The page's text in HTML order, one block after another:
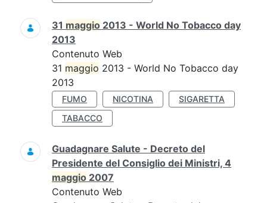
31 maggio 2013 - World No Tobacco day
2013
Contenuto Web
31 maggio 2013 - World No Tobacco day
2013
FUMO NICOTINA
SIGARETTA
TABACCO
Guadagnare Salute - Decreto del
Presidente del Consiglio dei Ministri, 4
maggio 2007
Contenuto Web